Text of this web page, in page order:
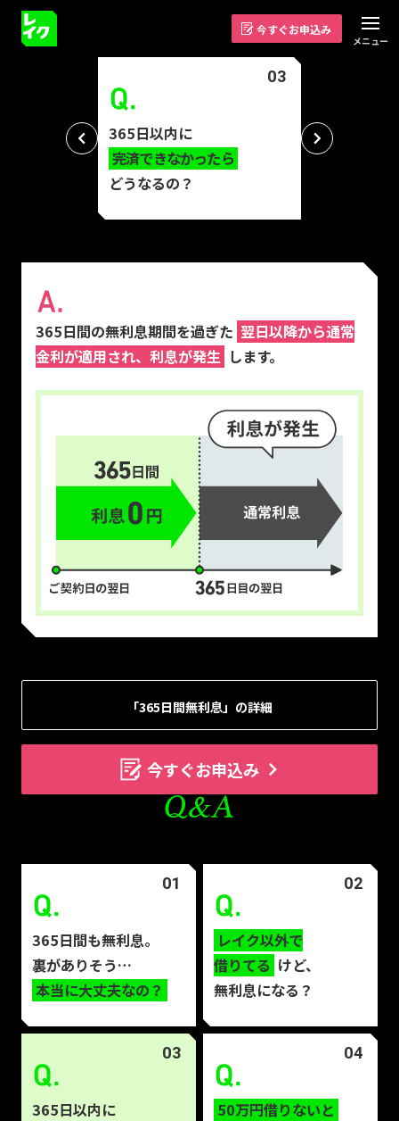
今すぐお申込み
メニュー
前へ
03
365日以内に
完済できなかったら
どうなるの？
次へ
365日間の無利息期間を過ぎた 翌日以降から通常
金利が適用され、利息が発生 します。
「365日間無利息」の詳細
今すぐお申込み
01
365日間も無利息。
裏がありそう…
本当に大丈夫なの？
02
レイク以外で
借りてる けど、
無利息になる？
03
365日以内に
04
50万円借りないと